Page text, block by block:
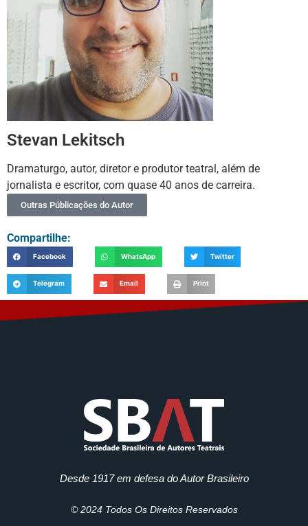
Stevan Lekitsch
Dramaturgo, autor, diretor e produtor teatral, além de
jornalista e escritor, com quase 40 anos de carreira.
Outras Públicações do Autor
Compartilhe:
Facebook WhatsApp Twitter
Telegram Email Print
Desde 1917 em defesa do Autor Brasileiro
© 2024 Todos Os Direitos Reservados